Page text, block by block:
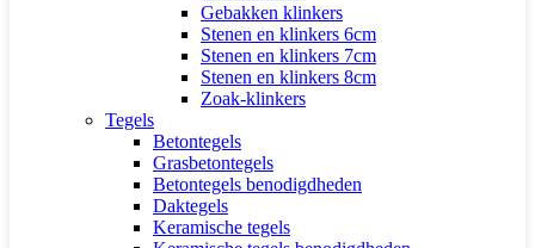
Gebakken klinkers
Stenen en klinkers 6cm
Stenen en klinkers 7cm
Stenen en klinkers 8cm
Zoak-klinkers
Tegels
Betontegels
Grasbetontegels
Betontegels benodigdheden
Daktegels
Keramische tegels